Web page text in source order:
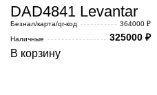
DAD4841 Levantar
Безнал/карта/qr-код
364000 ₽
Наличные
325000 ₽
В корзину